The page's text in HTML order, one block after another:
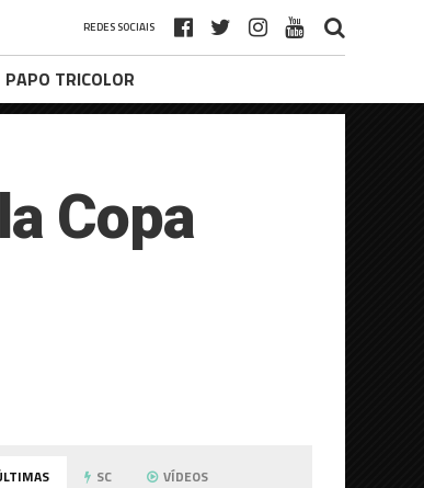
REDES SOCIAIS
PAPO TRICOLOR
Copa
SC VÍDEOS